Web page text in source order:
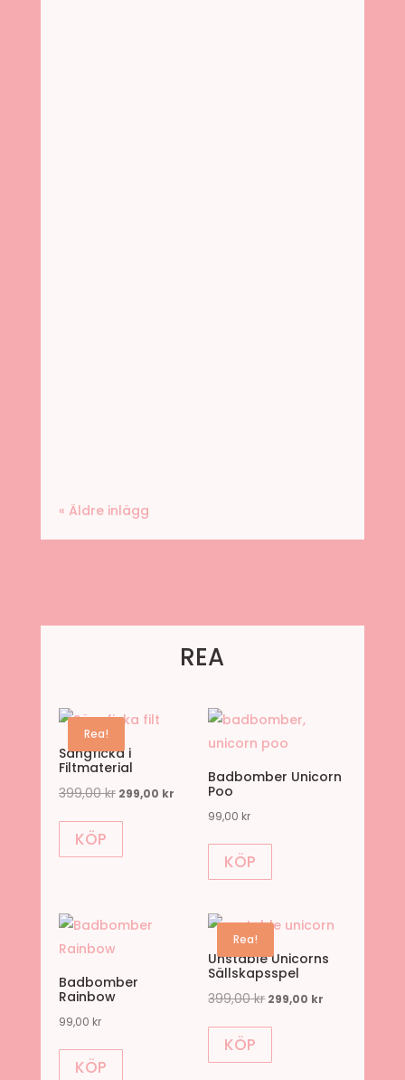
« Äldre inlägg
REA
Rea!
Sängficka i
Filtmaterial
399,00kr Det
var:
299,00 krDet
nuvarande
KÖP
Badbomber Unicorn
Poo
99,00 kr
KÖP
Badbomber
Rainbow
99,00 kr
KÖP
Rea!
Unstable Unicorns
Sällskapsspel
399,00kr Det
var:
299,00 kr
KÖP